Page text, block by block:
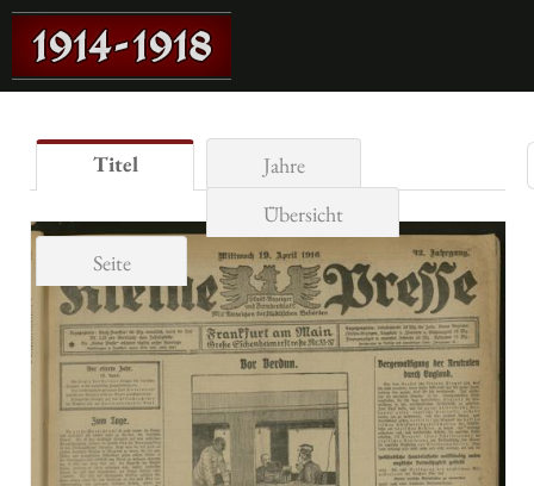
Titel
Jahre
Übersicht
Seite